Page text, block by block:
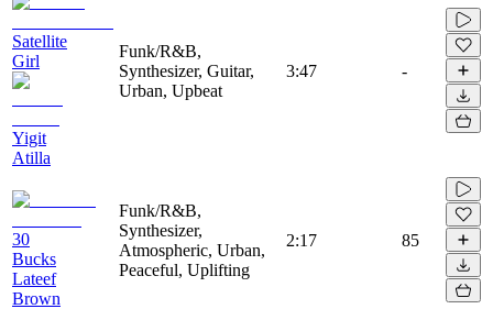
Satellite
Girl
Yigit
Atilla
Funk/R&B,
Synthesizer, Guitar,
Urban, Upbeat
3:47 -
30
Bucks
Lateef
Brown
Funk/R&B,
Synthesizer,
Atmospheric, Urban,
Peaceful, Uplifting
2:17 85